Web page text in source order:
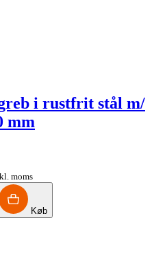
i rustfrit stål m/
mm
moms
Køb